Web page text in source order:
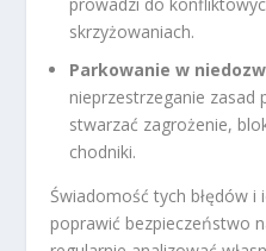
skrzyżowaniach.
Parkowanie w
nieprzestrzeganie zasad
stwarzać zagrożenie,
chodniki.
Świadomość tych błędów i
poprawić bezpieczeństwo